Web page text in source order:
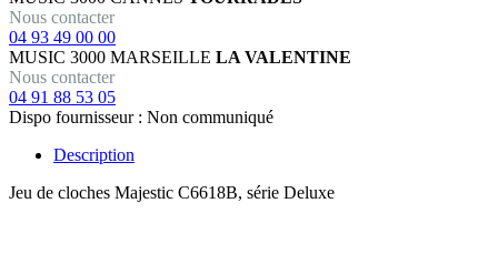
Nous contacter
04 93 49 00 00
MUSIC 3000 MARSEILLE LA VALENTINE
Nous contacter
04 91 88 53 05
Dispo fournisseur : Non communiqué
Description
Jeu de cloches Majestic C6618B, série Deluxe